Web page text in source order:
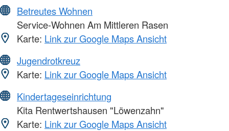
Betreutes Wohnen
Service-Wohnen Am Mittleren Rasen
Karte: Link zur Google Maps Ansicht
Jugendrotkreuz
Karte: Link zur Google Maps Ansicht
Kindertageseinrichtung
Kita Rentwertshausen "Löwenzahn"
Karte: Link zur Google Maps Ansicht